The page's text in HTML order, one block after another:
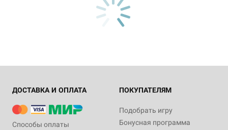
ДОСТАВКА И ОПЛАТА
Способы оплаты
ПОКУПАТЕЛЯМ
Подобрать игру
Бонусная программа